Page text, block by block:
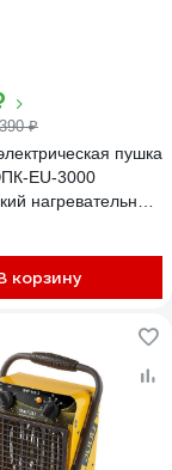
₽
пушка
EU-3000
нагревательный
67/1/36
корзину